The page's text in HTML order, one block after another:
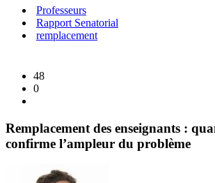
Professeurs
Rapport Senatorial
remplacement
48
0
Remplacement des enseignants :
confirme l’ampleur du problème